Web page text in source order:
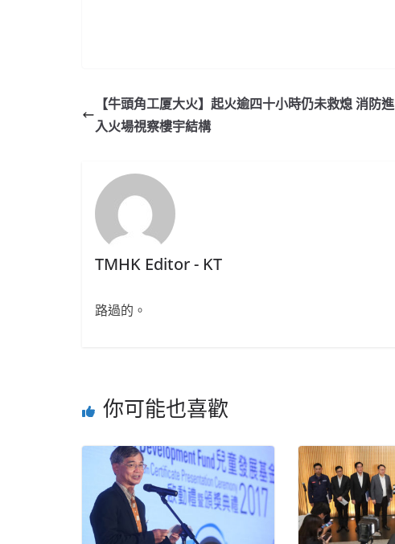
【牛頭角工厦大火】起火逾四十小時仍未救熄 消防進
入火場視察樓宇結構
TMHK Editor - KT
路過的。
你可能也喜歡